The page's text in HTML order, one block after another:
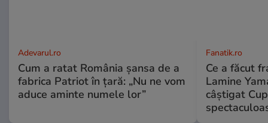
Adevarul.ro
Cum a ratat România șansa de a
fabrica Patriot în țară: „Nu ne vom
aduce aminte numele lor”
Fanatik.ro
Ce a făcut
Lamine
câștigat